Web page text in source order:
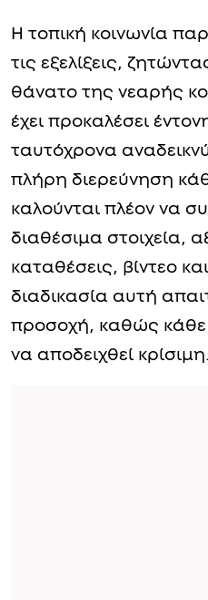
Η τοπική κοινωνία
τις εξελίξεις,
θάνατο της νεαρής
έχει προκαλέσει
ταυτόχρονα
πλήρη διερεύνηση
καλούνται πλέον να
διαθέσιμα στοιχεία,
καταθέσεις, βίντεο
διαδικασία αυτή
προσοχή, καθώς κάθε
να αποδειχθεί κρίσιμη.